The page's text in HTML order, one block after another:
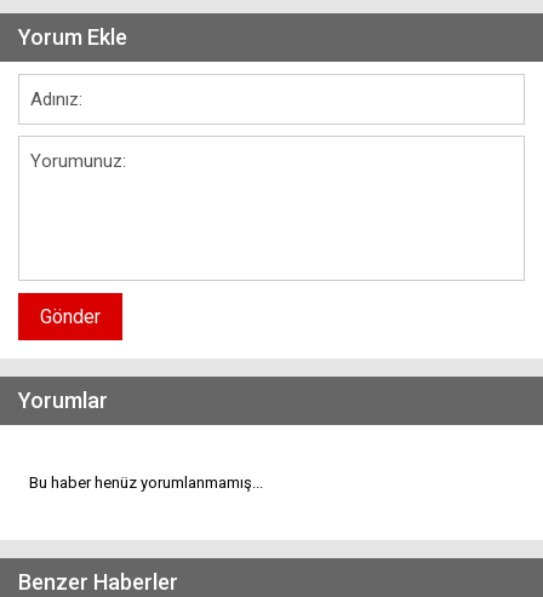
Yorum Ekle
Gönder
Yorumlar
Bu haber henüz yorumlanmamış...
Benzer Haberler